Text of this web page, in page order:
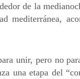
de la
mediterránea,
unir, pero no
una etapa del